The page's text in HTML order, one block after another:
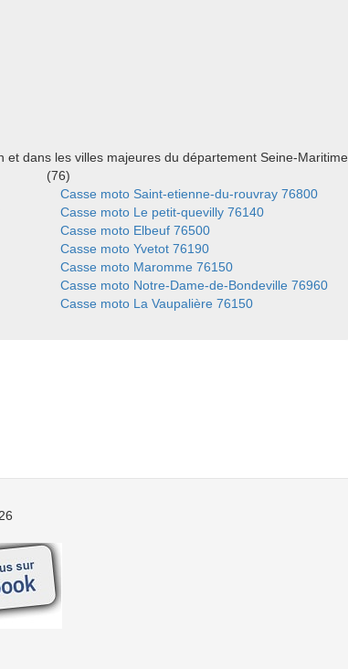
dans les villes majeures du département Seine-Maritime
(76)
Casse moto Saint-etienne-du-rouvray 76800
Casse moto Le petit-quevilly 76140
Casse moto Elbeuf 76500
Casse moto Yvetot 76190
Casse moto Maromme 76150
Casse moto Notre-Dame-de-Bondeville 76960
Casse moto La Vaupalière 76150